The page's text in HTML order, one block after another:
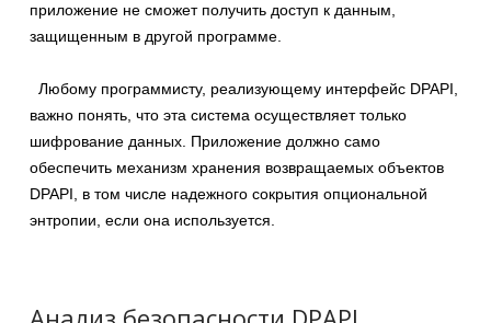
приложение не сможет получить доступ к данным,
защищенным в другой программе.
Любому программисту, реализующему интерфейс DPAPI,
важно понять, что эта система осуществляет только
шифрование данных. Приложение должно само
обеспечить механизм хранения возвращаемых объектов
DPAPI, в том числе надежного сокрытия опциональной
энтропии, если она используется.